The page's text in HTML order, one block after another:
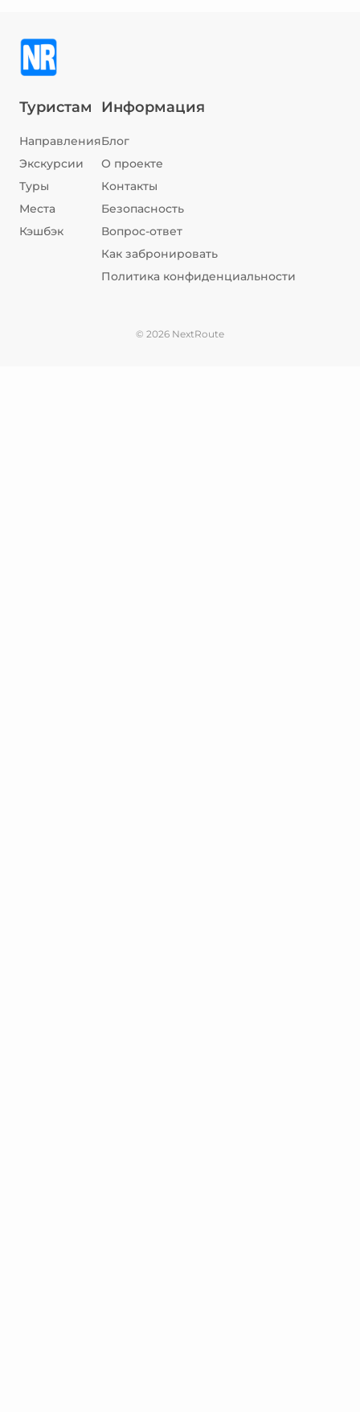
Туристам
Направления
Экскурсии
Туры
Места
Кэшбэк
Информация
Блог
О проекте
Контакты
Безопасность
Вопрос-ответ
Как забронировать
Политика конфиденциальности
© 2026 NextRoute